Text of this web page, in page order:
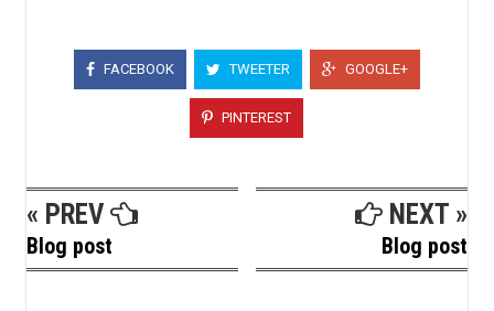
FACEBOOK TWEETER GOOGLE+
PINTEREST
« PREV
Blog post
NEXT »
Blog post